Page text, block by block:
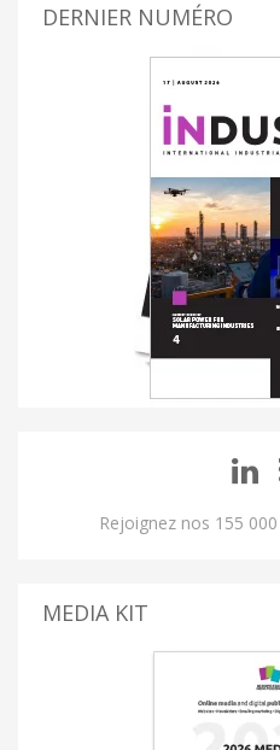
DERNIER NUMÉRO
Rejoignez nos 155
MEDIA KIT